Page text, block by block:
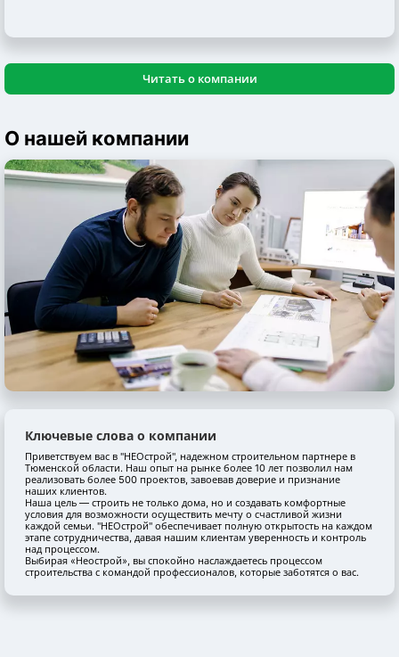
Читать о компании
О нашей компании
Ключевые слова о компании
Приветствуем вас в "НЕОстрой", надежном строительном партнере в
Тюменской области. Наш опыт на рынке более 10 лет позволил нам
реализовать более 500 проектов, завоевав доверие и признание
наших клиентов.
Наша цель — строить не только дома, но и создавать комфортные
условия для возможности осуществить мечту о счастливой жизни
каждой семьи. "НЕОстрой" обеспечивает полную открытость на каждом
этапе сотрудничества, давая нашим клиентам уверенность и контроль
над процессом.
Выбирая «Неострой», вы спокойно наслаждаетесь процессом
строительства с командой профессионалов, которые заботятся о вас.